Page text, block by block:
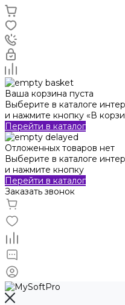
Ваша корзина пуста
Выберите в каталоге
и нажмите кнопку «В
Перейти в каталог
Отложенных товаров нет
Выберите в каталоге
и нажмите кнопку
Перейти в каталог
Заказать звонок